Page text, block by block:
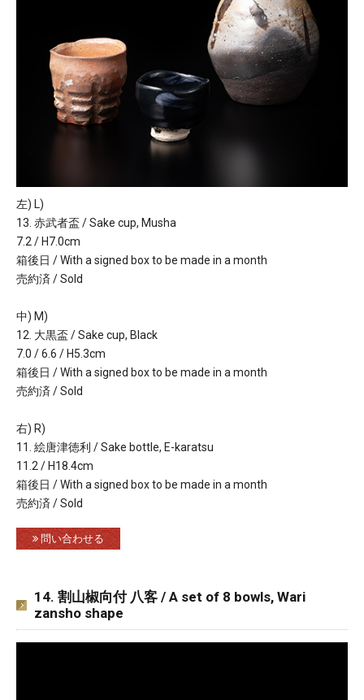
左) L)
13. 赤武者盃 / Sake cup, Musha
7.2 / H7.0cm
箱後日 / With a signed box to be made in a month
売約済 / Sold
中) M)
12. 大黒盃 / Sake cup, Black
7.0 / 6.6 / H5.3cm
箱後日 / With a signed box to be made in a month
売約済 / Sold
右) R)
11. 絵唐津徳利 / Sake bottle, E-karatsu
11.2 / H18.4cm
箱後日 / With a signed box to be made in a month
売約済 / Sold
問い合わせる
14. 割山椒向付 八客 / A set of 8 bowls, Wari
zansho shape